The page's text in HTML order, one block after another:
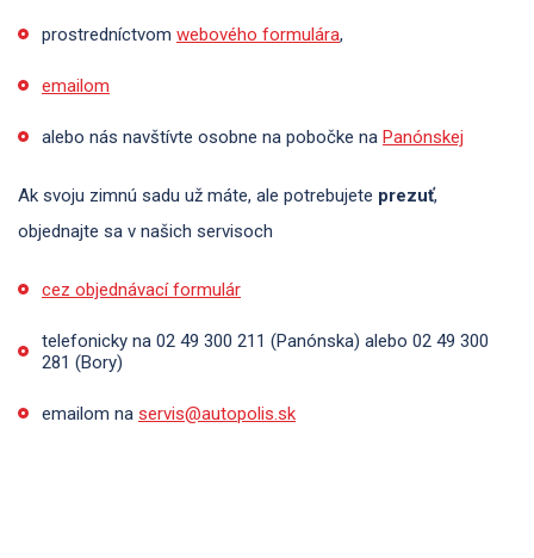
prostredníctvom webového formulára,
emailom
alebo nás navštívte osobne na pobočke na Panónskej
Ak svoju zimnú sadu už máte, ale potrebujete prezuť,
objednajte sa v našich servisoch
cez objednávací formulár
telefonicky na 02 49 300 211 (Panónska) alebo 02 49 300
281 (Bory)
emailom na servis@autopolis.sk